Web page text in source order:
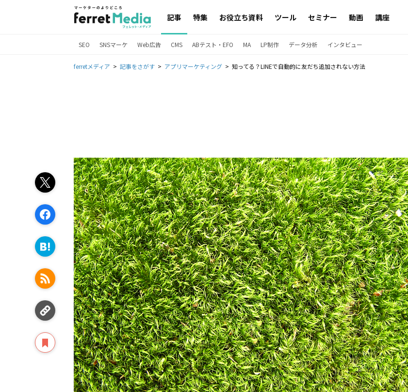
記事 特集 お役立ち資料 ツール セミナー 動画 講座
SEO SNSマーケ Web広告 CMS ABテスト・EFO MA LP制作 データ分析 インタビュー
ferretメディア 記事をさがす アプリマーケティング 知ってる？LINEで自動的に友だち追加されない方法